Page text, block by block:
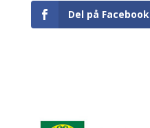
Del på Facebook